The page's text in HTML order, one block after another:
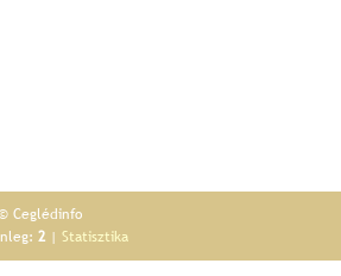
Ceglédinfo
2 | Statisztika